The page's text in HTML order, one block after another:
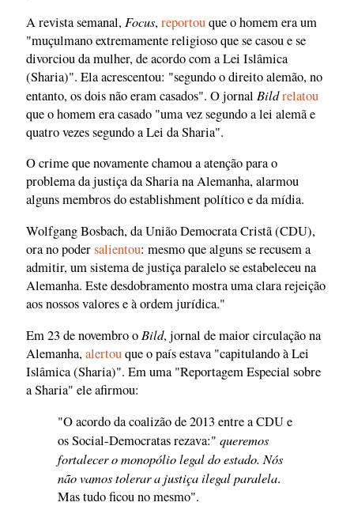
A revista semanal, Focus,reportouque o homem era um
"muçulmano extremamente religioso que se casou e se
divorciou da mulher, de acordo com a Lei Islâmica
(Sharia)". Ela acrescentou: "segundo o direito alemão, no
entanto, os dois não eram casados". O jornal Bildrelatou
que o homem era casado "uma vez segundo a lei alemã e
quatro vezes segundo a Lei da Sharia".
O crime que novamente chamou a atenção para o
problema da justiça da Sharia na Alemanha, alarmou
alguns membros do establishment político e da mídia.
Wolfgang Bosbach, da União Democrata Cristã (CDU),
ora no podersalientou: mesmo que alguns se recusem a
admitir, um sistema de justiça paralelo se estabeleceu na
Alemanha. Este desdobramento mostra uma clara rejeição
aos nossos valores e à ordem jurídica."
Em 23 de novembro oBild, jornal de maior circulação na
Alemanha,alertouque o país estava "capitulando à Lei
Islâmica (Sharia)". Em uma "Reportagem Especial sobre
a Sharia" ele afirmou:
"O acordo da coalizão de 2013 entre a CDU e
os Social-Democratas rezava:" queremos
fortalecer o monopólio legal do estado. Nós
não vamos tolerar a justiça ilegal paralela.
Mas tudo ficou no mesmo".